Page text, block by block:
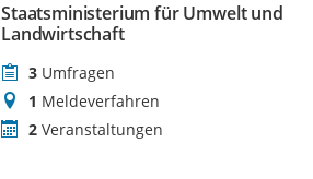
Staatsministerium für Umwelt und
Landwirtschaft
3 Umfragen
1 Meldeverfahren
2 Veranstaltungen